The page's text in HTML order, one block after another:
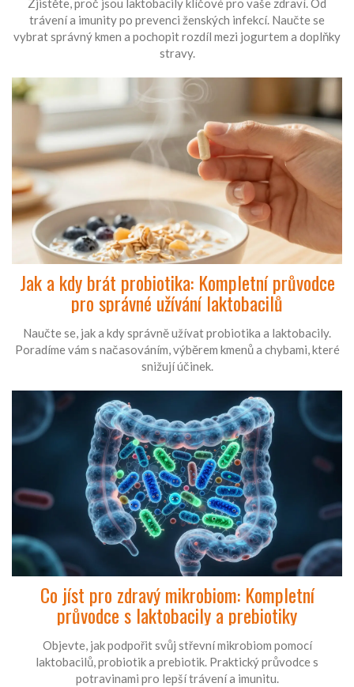
Zjistěte, proč jsou laktobacily klíčové pro vaše zdraví. Od
trávení a imunity po prevenci ženských infekcí. Naučte se
vybrat správný kmen a pochopit rozdíl mezi jogurtem a doplňky
stravy.
Jak a kdy brát probiotika: Kompletní průvodce
pro správné užívání laktobacilů
Naučte se, jak a kdy správně užívat probiotika a laktobacily.
Poradíme vám s načasováním, výběrem kmenů a chybami, které
snižují účinek.
Co jíst pro zdravý mikrobiom: Kompletní
průvodce s laktobacily a prebiotiky
Objevte, jak podpořit svůj střevní mikrobiom pomocí
laktobacilů, probiotik a prebiotik. Praktický průvodce s
potravinami pro lepší trávení a imunitu.